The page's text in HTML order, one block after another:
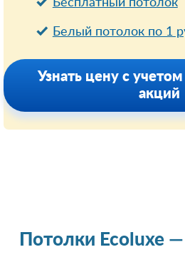
Бесплатный потолок
Белый потолок по 1
Узнать цену с
акций
Потолки Ecoluxe —